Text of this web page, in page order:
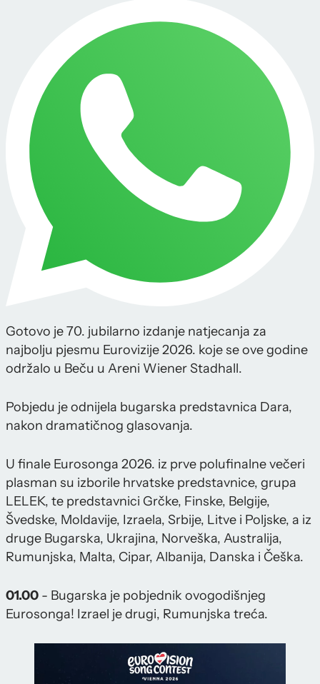
Gotovo je 70. jubilarno izdanje natjecanja za
najbolju pjesmu Eurovizije 2026. koje se ove godine
održalo u Beču u Areni Wiener Stadhall.
Pobjedu je odnijela bugarska predstavnica Dara,
nakon dramatičnog glasovanja.
U finale Eurosonga 2026. iz prve polufinalne večeri
plasman su izborile hrvatske predstavnice, grupa
LELEK, te predstavnici Grčke, Finske, Belgije,
Švedske, Moldavije, Izraela, Srbije, Litve i Poljske, a iz
druge Bugarska, Ukrajina, Norveška, Australija,
Rumunjska, Malta, Cipar, Albanija, Danska i Češka.
01.00 - Bugarska je pobjednik ovogodišnjeg
Eurosonga! Izrael je drugi, Rumunjska treća.